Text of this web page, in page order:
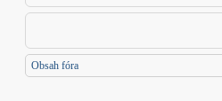
Obsah fóra